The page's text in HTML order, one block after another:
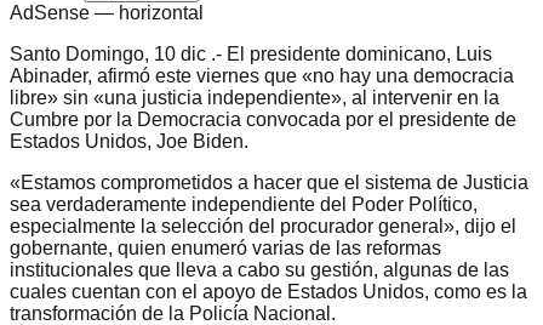
AdSense — horizontal
Santo Domingo, 10 dic .- El presidente dominicano, Luis
Abinader, afirmó este viernes que «no hay una democracia
libre» sin «una justicia independiente», al intervenir en la
Cumbre por la Democracia convocada por el presidente de
Estados Unidos, Joe Biden.
«Estamos comprometidos a hacer que el sistema de Justicia
sea verdaderamente independiente del Poder Político,
especialmente la selección del procurador general», dijo el
gobernante, quien enumeró varias de las reformas
institucionales que lleva a cabo su gestión, algunas de las
cuales cuentan con el apoyo de Estados Unidos, como es la
transformación de la Policía Nacional.